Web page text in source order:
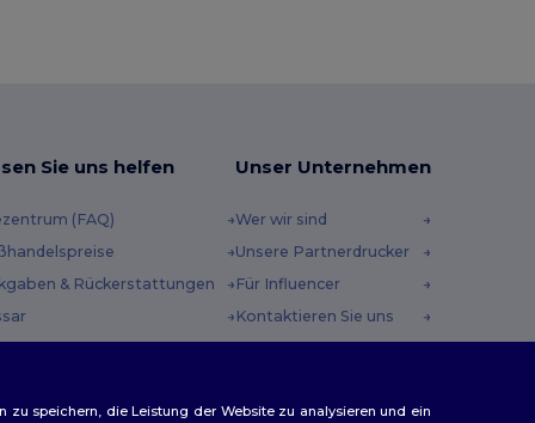
Sie uns helfen
(FAQ)
& Rückerstattungen
Unser Unternehmen
Wer wir sind
Unsere Partnerdrucker
Für Influencer
Kontaktieren Sie uns
speichern, die Leistung der Website zu analysieren und ein